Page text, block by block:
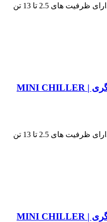
مینی چیلر هوا خنک اسکرال گری دارای ظرفیت های 2.5 تا 13 تن
مینی چیلر هوا خنک اسکرال گری | MINI CHILLER
مینی چیلر هوا خنک اسکرال گری دارای ظرفیت های 2.5 تا 13 تن
مینی چیلر هوا خنک اسکرال گری | MINI CHILLER